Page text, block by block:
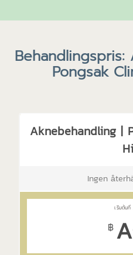
Behandlingspris:
Pongsak
Aknebehandling |
Ingen
฿